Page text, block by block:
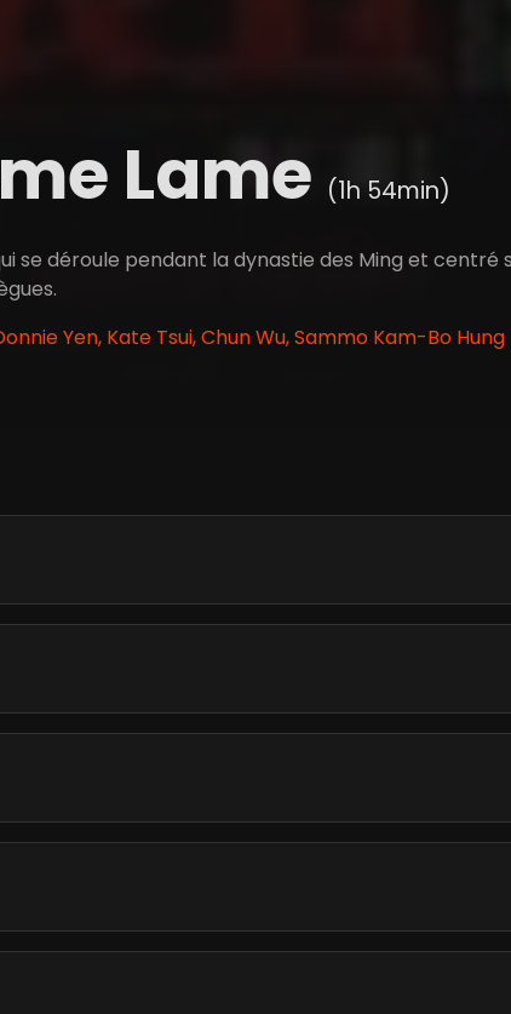
Lame (1h 54min)
se déroule pendant la dynastie des Ming et
Yen, Kate Tsui, Chun Wu, Sammo Kam-Bo Hung